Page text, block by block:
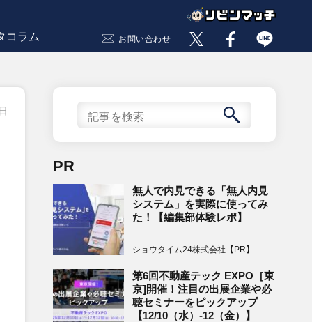
コラム お問い合わせ
PR
無人で内見できる「無人内見
システム」を実際に使ってみ
た！【編集部体験レポ】
ショウタイム24株式会社【PR】
第6回不動産テック EXPO［東
京]開催！注目の出展企業や必
聴セミナーをピックアップ
【12/10（水）-12（金）】